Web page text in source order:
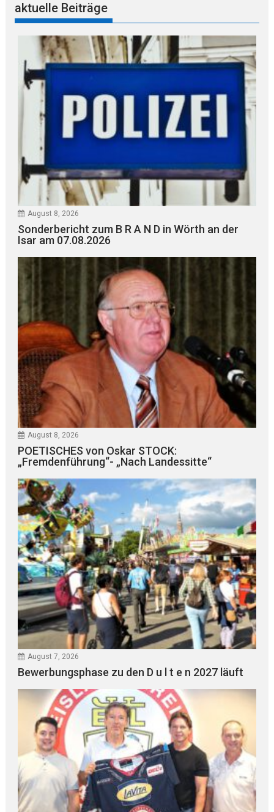
aktuelle Beiträge
August 8, 2026
Sonderbericht zum B R A N D in Wörth an der
Isar am 07.08.2026
August 8, 2026
POETISCHES von Oskar STOCK:
„Fremdenführung“- „Nach Landessitte“
August 7, 2026
Bewerbungsphase zu den D u l t e n 2027 läuft